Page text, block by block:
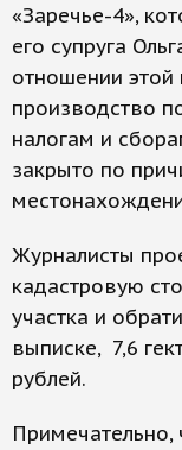
«Заречье-4»,
его супруга
отношении этой
производство
налогам и
закрыто по
Журналисты
кадастровую
участка и
выписке, 7,6
рублей.
Примечательно,